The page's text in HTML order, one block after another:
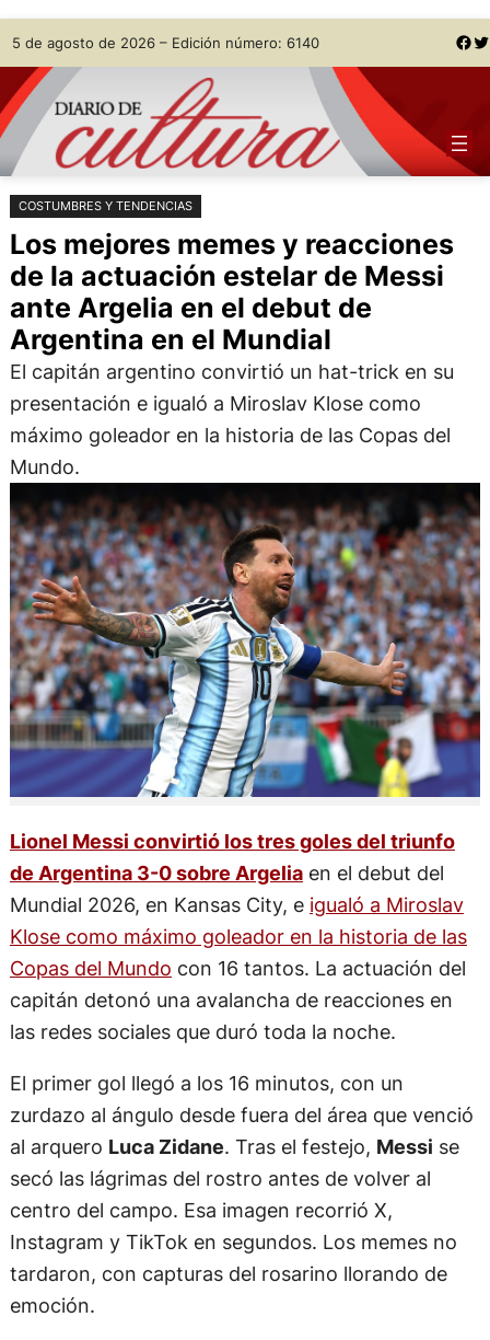
Saltar
al
contenido
Skip
to
content
5 de agosto de 2026 – Edición número: 6140 Facebook Twitter
COSTUMBRES Y TENDENCIAS
Los mejores memes y reacciones
de la actuación estelar de Messi
ante Argelia en el debut de
Argentina en el Mundial
El capitán argentino convirtió un hat-trick en su
presentación e igualó a Miroslav Klose como
máximo goleador en la historia de las Copas del
Mundo.
Lionel Messi convirtió los tres goles del triunfo
de Argentina 3-0 sobre Argeliaen el debut del
Mundial 2026, en Kansas City, e igualó a Miroslav
Klose como máximo goleador en la historia de las
Copas del Mundo con 16 tantos. La actuación del
capitán detonó una avalancha de reacciones en
las redes sociales que duró toda la noche.
El primer gol llegó a los 16 minutos, con un
zurdazo al ángulo desde fuera del área que venció
al arquero Luca Zidane. Tras el festejo, Messi se
secó las lágrimas del rostro antes de volver al
centro del campo. Esa imagen recorrió X,
Instagram y TikTok en segundos. Los memes no
tardaron, con capturas del rosarino llorando de
emoción.